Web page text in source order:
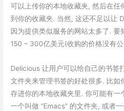
可以上传你的本地收藏夹, 然后在任
到你的收藏夹. 当然, 这还不足以让
因为提供类似服务的网站太多了.
150 – 300亿美元(收购的价格没有
Delicious 让用户可以给自己的书签
文件夹来管理书签的好处很多. 比如
存进你的本地收藏夹里. 你可能有一
一个叫做 “Emacs” 的文件夹, 或者